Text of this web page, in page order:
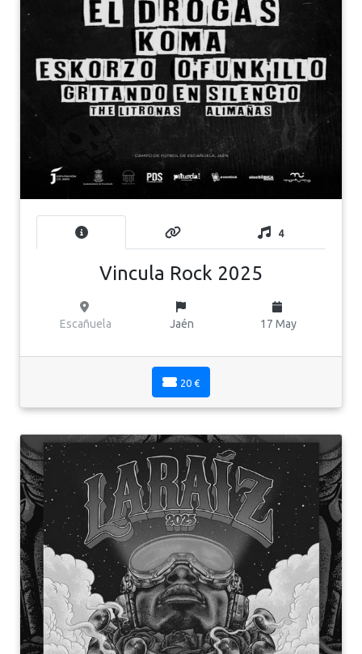
4
Vincula Rock 2025
Escañuela Jaén 17 May
20 €